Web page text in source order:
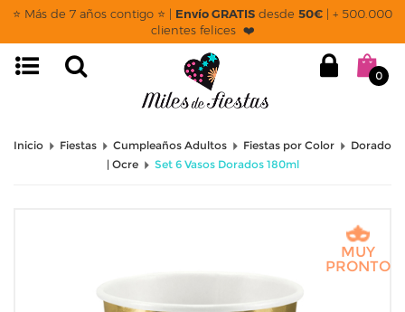
⭐ Más de 7 años contigo ⭐ | Envío GRATIS desde 50€ | + 500.000
clientes felices ❤️
0
Inicio Fiestas Cumpleaños Adultos Fiestas por Color
Dorado
| Ocre
Set 6 Vasos Dorados 180ml
MUY
PRONTO